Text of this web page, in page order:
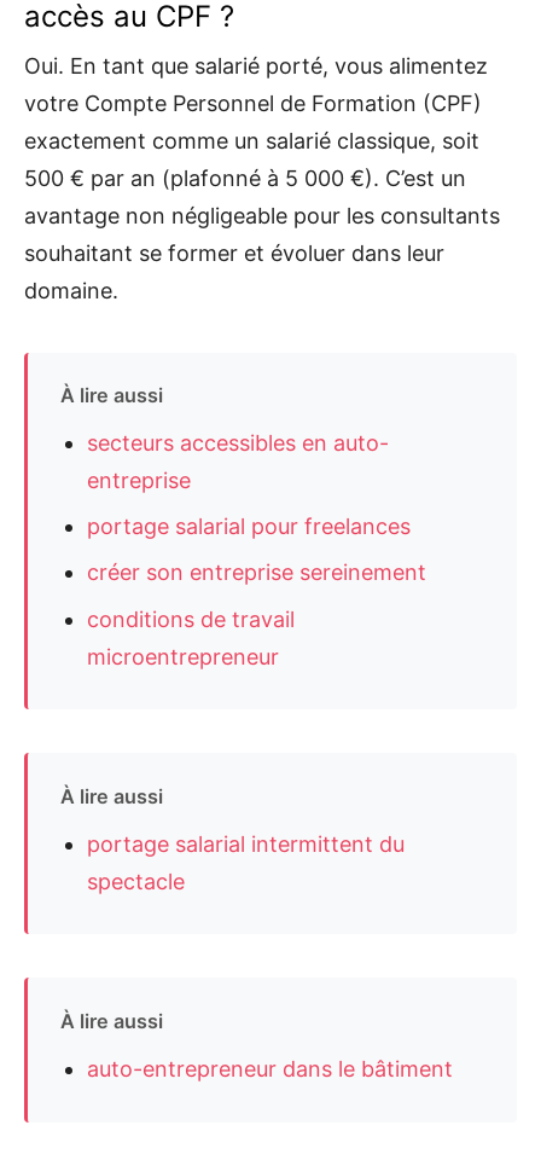
accès au CPF ?
Oui. En tant que salarié porté, vous alimentez
votre Compte Personnel de Formation (CPF)
exactement comme un salarié classique, soit
500 € par an (plafonné à 5 000 €). C’est un
avantage non négligeable pour les consultants
souhaitant se former et évoluer dans leur
domaine.
À lire aussi
secteurs accessibles en auto-
entreprise
portage salarial pour freelances
créer son entreprise sereinement
conditions de travail
microentrepreneur
À lire aussi
portage salarial intermittent du
spectacle
À lire aussi
auto-entrepreneur dans le bâtiment